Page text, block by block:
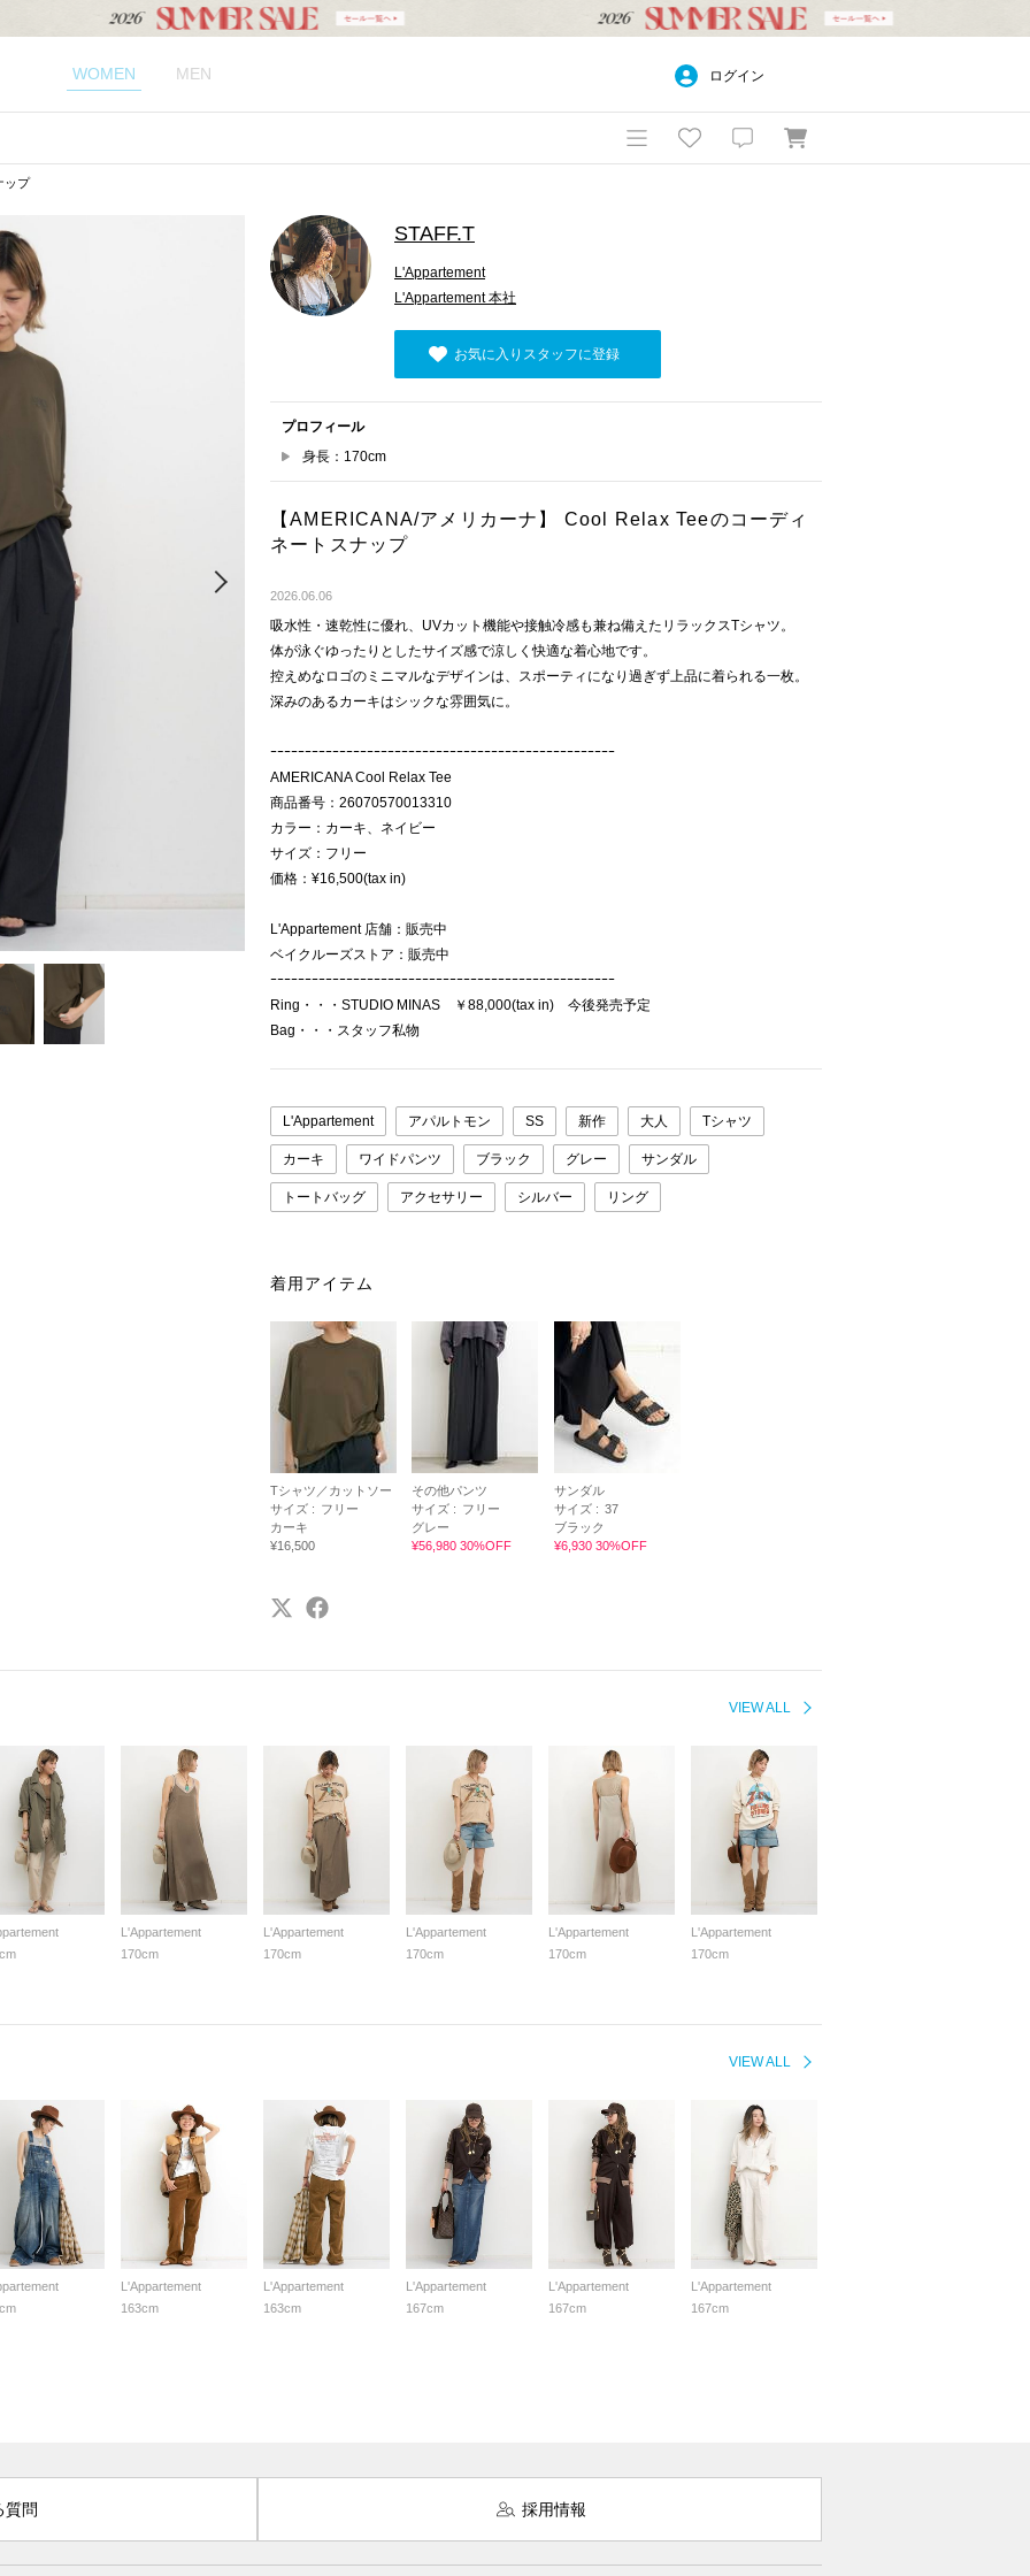
WOMEN MEN ログイン
ップ
STAFF.T
L'Appartement
L'Appartement 本社
お気に入りスタッフに登録
プロフィール
身長：170cm
【AMERICANA/アメリカーナ】 Cool Relax Teeのコーディ
ネートスナップ
2026.06.06
吸水性・速乾性に優れ、UVカット機能や接触冷感も兼ね備えたリラックスTシャツ。
体が泳ぐゆったりとしたサイズ感で涼しく快適な着心地です。
控えめなロゴのミニマルなデザインは、スポーティになり過ぎず上品に着られる一枚。
深みのあるカーキはシックな雰囲気に。
ｰｰｰｰｰｰｰｰｰｰｰｰｰｰｰｰｰｰｰｰｰｰｰｰｰｰｰｰｰｰｰｰｰｰｰｰｰｰｰｰｰｰｰｰｰｰｰｰｰｰ
AMERICANA Cool Relax Tee
商品番号：26070570013310
カラー：カーキ、ネイビー
サイズ：フリー
価格：¥16,500(tax in)
L'Appartement 店舗：販売中
ベイクルーズストア：販売中
ｰｰｰｰｰｰｰｰｰｰｰｰｰｰｰｰｰｰｰｰｰｰｰｰｰｰｰｰｰｰｰｰｰｰｰｰｰｰｰｰｰｰｰｰｰｰｰｰｰｰ
Ring・・・STUDIO MINAS ￥88,000(tax in) 今後発売予定
Bag・・・スタッフ私物
L'Appartement アパルトモン SS 新作 大人 Tシャツ
カーキ ワイドパンツ ブラック グレー サンダル
トートバッグ アクセサリー シルバー リング
着用アイテム
Tシャツ／カットソー
サイズ : フリー
カーキ
¥16,500
その他パンツ
サイズ : フリー
グレー
¥56,980 30%OFF
サンダル
サイズ : 37
ブラック
¥6,930 30%OFF
VIEW ALL
L'Appartement
170cm
L'Appartement
170cm
L'Appartement
170cm
L'Appartement
170cm
L'Appartement
170cm
VIEW ALL
L'Appartement
163cm
L'Appartement
163cm
L'Appartement
167cm
L'Appartement
167cm
L'Appartement
167cm
質問 採用情報